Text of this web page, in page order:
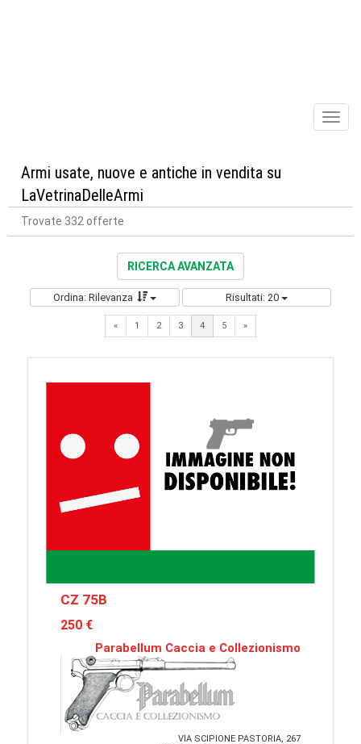
Armi usate, nuove e antiche in vendita su
LaVetrinaDelleArmi
Trovate 332 offerte
RICERCA AVANZATA
Ordina: Rilevanza Risultati: 20
«Previous
1 2 3 4 5 »Next
CZ 75B
250 €
Parabellum Caccia e Collezionismo
VIA SCIPIONE PASTORIA, 267